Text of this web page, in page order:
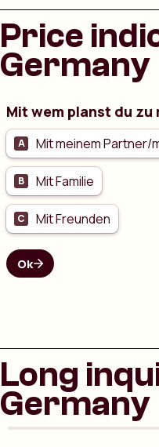
Price
Germany
Long
Germany